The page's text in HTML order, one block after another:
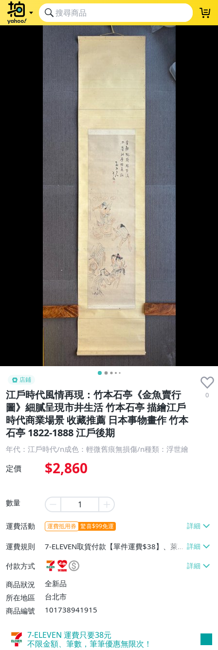
店鋪
江戶時代風情再現：竹本石亭《金魚賣行
圖》細膩呈現市井生活 竹本石亭 描繪江戶
時代商業場景 收藏推薦 日本事物畫作 竹本
石亭 1822-1888 江戶後期
0
年代：江戶時代/n成色：輕微舊痕無損傷/n種類：浮世繪
定價 $2,860
數量
運費活動 運費抵用券 驚喜$99免運
運費規則
7-ELEVEN取貨付款【單件運費$38】、萊爾
富取貨付款【單件運費$60】、宅配/貨運
【單件運費$130】
付款方式
商品狀況
全新品
所在地區
台北市
商品編號
101738941915
7-ELEVEN 運費只要38元
不限金額、筆數，筆筆優惠無限次！